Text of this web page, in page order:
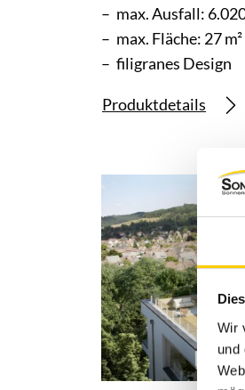
Wir
und
max. Ausfall:
max. Fläche: 27 m²
filigranes Design
Produktdetails